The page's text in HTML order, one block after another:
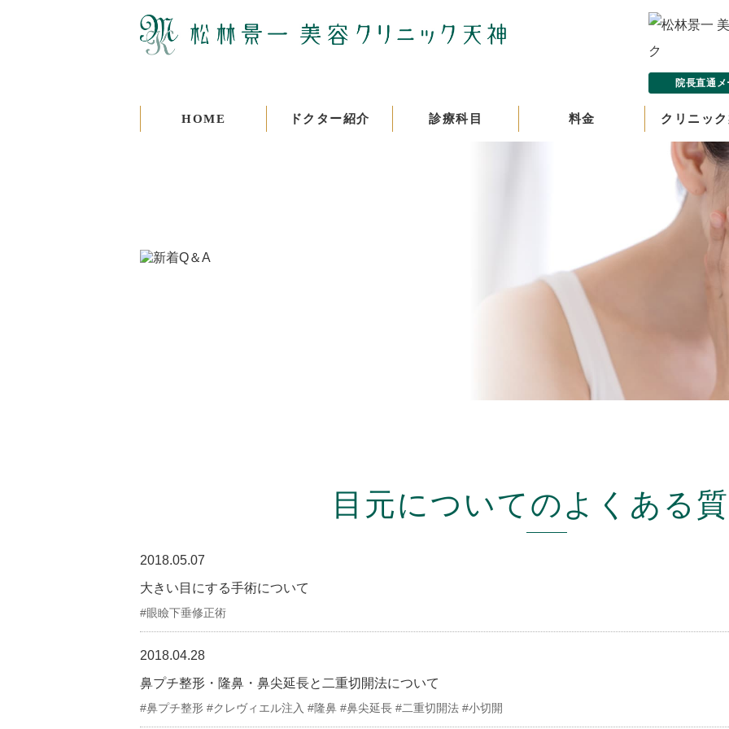
院長直通
HOME ドクター紹介 診療科目 料金 クリニッ
目元についてのよくある
2018.05.07
大きい目にする手術について
眼瞼下垂修正術
2018.04.28
鼻プチ整形・隆鼻・鼻尖延長と二重切開法について
鼻プチ整形 #クレヴィエル注入 #隆鼻 #鼻尖延長 #二重切開法 #小切開